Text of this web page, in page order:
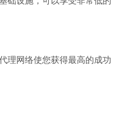
理网络使您获得最高的成功